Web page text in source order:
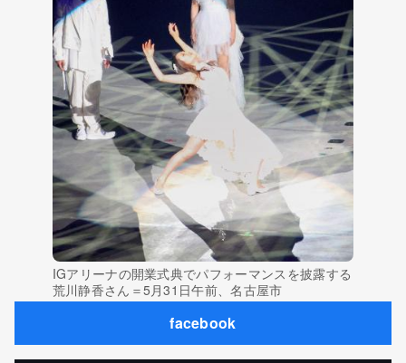
IGアリーナの開業式典でパフォーマンスを披露する
荒川静香さん＝5月31日午前、名古屋市
facebook